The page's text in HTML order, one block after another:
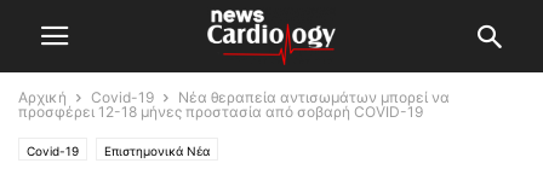
Αρχική Covid-19
Νέα θεραπεία αντισωμάτων μπορεί να
προσφέρει 12-18 μήνες προστασία από σοβαρή COVID-19
Covid-19 Επιστημονικά Νέα